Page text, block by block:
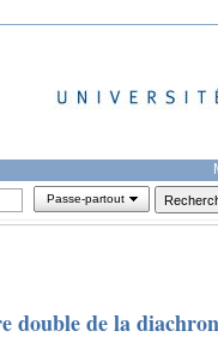
Passe-partout
double de la